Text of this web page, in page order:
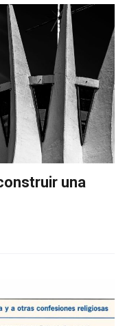
una